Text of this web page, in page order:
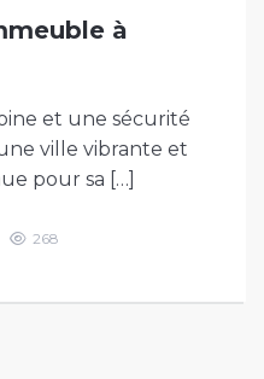
à
et une sécurité
ville vibrante et
pour sa […]
268